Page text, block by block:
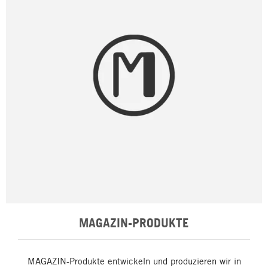
MAGAZIN-PRODUKTE
MAGAZIN-Produkte entwickeln und produzieren wir in